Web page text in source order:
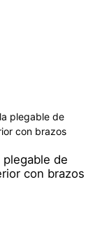
plegable de
con brazos